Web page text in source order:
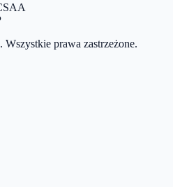
. Wszystkie prawa zastrzeżone.